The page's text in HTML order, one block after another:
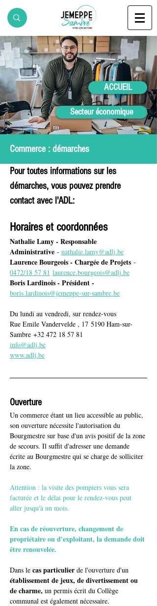
ACCUEIL
Secteur économique
Commerce : démarches
Pour toutes informations sur les
démarches, vous pouvez prendre
contact avec l'ADL:
Horaires et coordonnées
Nathalie Lamy - Responsable
Administrative - nathalie.lamy@adlj.be
Laurence Bourgeois - Chargée de Projets -
0472/18 57 81 laurence.bourgeois@adlj.be
Boris Lardinois - Président -
boris.lardinois@jemeppe-sur-sambre.be
Du lundi au vendredi, sur rendez-vous
Rue Emile Vandervelde , 17 5190 Ham-sur-
Sambre +32 472 18 57 81
info@adlj.be
www.adlj.be
Ouverture
Un commerce étant un lieu accessible au public,
son ouverture nécessite l'autorisation du
Bourgmestre sur base d'un avis positif de la zone
de secours. Il suffit d'adresser une demande
écrite au Bourgmestre qui se charge de solliciter
la zone.
Attention : la visite des pompiers vous sera
facturée et le délai pour le rendez-vous peut
aller jusqu'à un mois.
En cas de réouverture, changement de
propriétaire ou d'exploitant, la demande doit
être renouvelée.
Dans le cas particulier de l'ouverture d'un
établissement de jeux, de divertissement ou
de charme, un permis écrit du Collège
communal est également nécessaire.